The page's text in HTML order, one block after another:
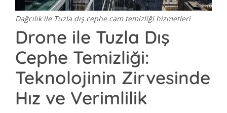
Dağcılık ile Tuzla dış cephe cam temizliği hizmetleri
Drone ile Tuzla Dış
Cephe Temizliği:
Teknolojinin Zirvesinde
Hız ve Verimlilik